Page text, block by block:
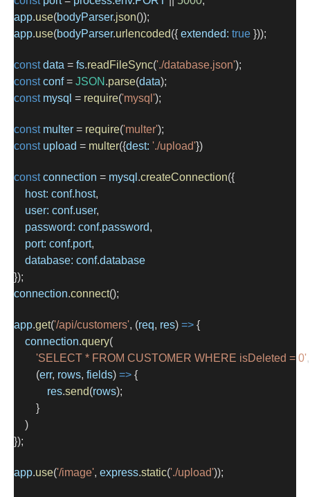
app.use(bodyParser.json());
app.use(bodyParser.urlencoded({ extended: true }));
const data = fs.readFileSync('./database.json');
const conf = JSON .parse(data);
const mysql = require('mysql');
const multer = require('multer');
const upload = multer({dest: './upload'})
const connection = mysql .createConnection({
host: conf.host,
user: conf.user,
password: conf.password,
port: conf.port,
database: conf.database
});
connection.connect();
app.get('/api/customers', (req, res) => {
connection.query(
'SELECT * FROM CUSTOMER WHERE isDeleted = 0',
        (
err, rows, fields) => {
res.send(rows);
        }
    )
});
app.use('/image', express.static('./upload'));